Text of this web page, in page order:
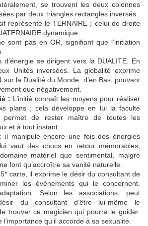
se trouvent les deux colonnes
par deux triangles rectangles inversés :
représente le TERNAIRE ; celui de droite
dynamique.
sont pas en OR, signifiant que l’initiation
d’énergie se dirigent vers la DUALITE. En
Unités inversées. La globalité exprime
sur la Dualité du Monde d’en Bas, pouvant
que négativement.
: L’initié connaît les moyens pour réaliser
plans ; cela développe en lui la faculté
permet de rester maître de toutes les
et à tout instant.
il manipule encore une fois des énergies
vaut des chocs en retour mémorables,
matériel que sentimental, malgré
font qu’accroître sa vanité naturelle.
carte, il exprime le désir du consultant de
les événements qui le concernent.
Selon les associations, peut
du consultant d’être lui-même le
trouver ce magicien qui pourra le guider.
qu’il accorde à sa sexualité.